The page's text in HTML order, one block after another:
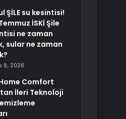
ŞİLE su kesintisi!
İSKİ Şile
ne zaman
sular ne zaman
8, 2026
Comfort
İleri Teknoloji